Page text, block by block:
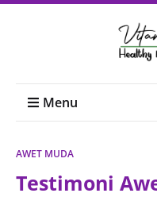
Menu
AWET MUDA
Testimoni